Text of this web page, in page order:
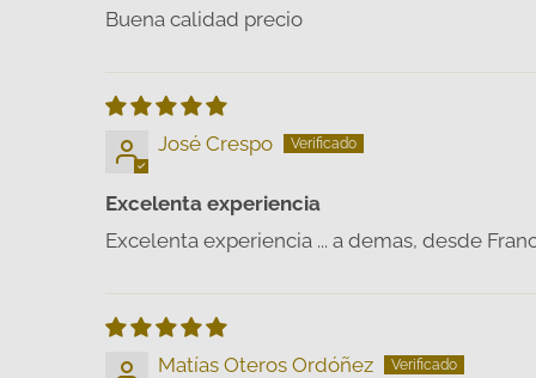
Buena calidad precio
José Crespo
Excelenta experiencia
Excelenta experiencia ... a demas, desde
Matías Oteros Ordóñez